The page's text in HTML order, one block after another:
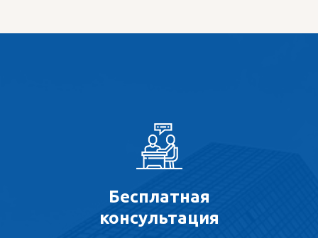
Бесплатная
консультация